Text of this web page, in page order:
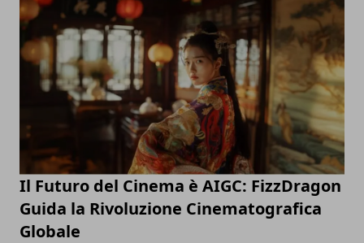
Il Futuro del Cinema è AIGC: FizzDragon
Guida la Rivoluzione Cinematografica
Globale